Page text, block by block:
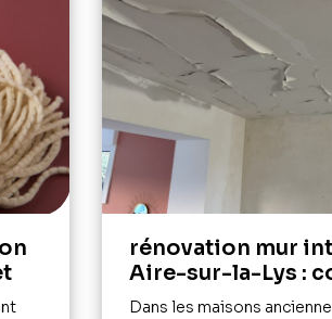
rénovation mur
Aire-sur-la-Lys :
Dans les maisons